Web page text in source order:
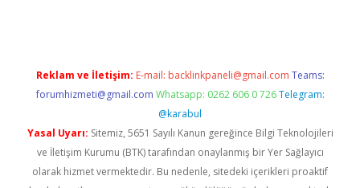
Reklam ve İletişim: E-mail: backlinkpaneli@gmail.com Teams:
forumhizmeti@gmail.com Whatsapp: 0262 606 0 726 Telegram:
@karabul
Yasal Uyarı: Sitemiz, 5651 Sayılı Kanun gereğince Bilgi Teknolojileri
ve İletişim Kurumu (BTK) tarafından onaylanmış bir Yer Sağlayıcı
olarak hizmet vermektedir. Bu nedenle, sitedeki içerikleri proaktif